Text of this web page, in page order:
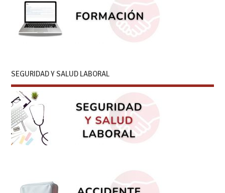
SEGURIDAD Y SALUD LABORAL